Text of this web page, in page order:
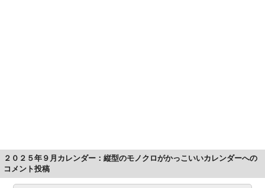
２０２５年９月カレンダー：縦型のモノクロがかっこいいカレンダーへの
コメント投稿